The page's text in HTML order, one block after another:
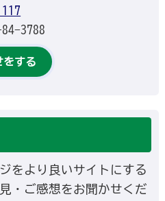
3788
をする
をより良いサイトにする
・ご感想をお聞かせくだ